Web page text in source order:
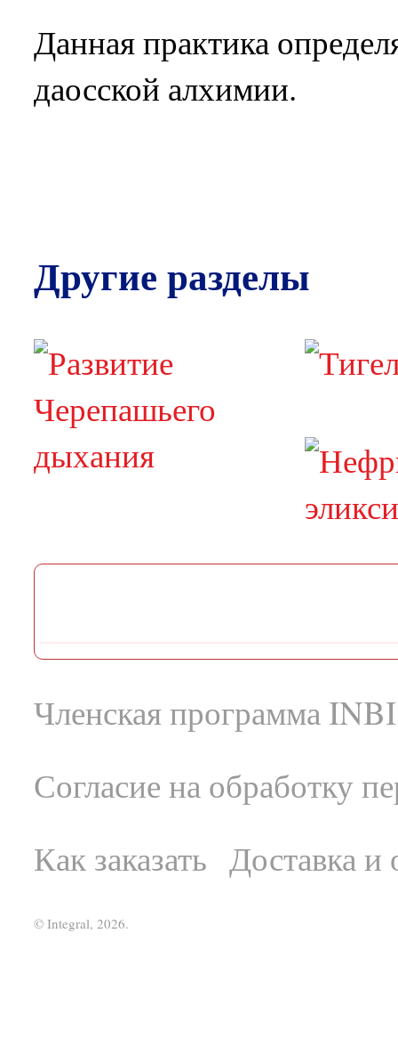
Данная практика
даосской алхимии.
Другие разделы
Членская программа INBI
Согласие на обработку
Как заказать Доставка и
© Integral, 2026.